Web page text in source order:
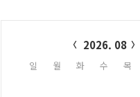
2026. 08
일 월 화 수 목